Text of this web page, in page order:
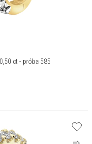
ct - próba 585